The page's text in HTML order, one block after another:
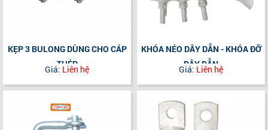
KẸP 3 BULONG DÙNG CHO CÁP
THÉP
Giá: Liên hệ
KHÓA NÉO DÂY DẪN - KHÓA ĐỠ
DÂY DẪN
Giá: Liên hệ